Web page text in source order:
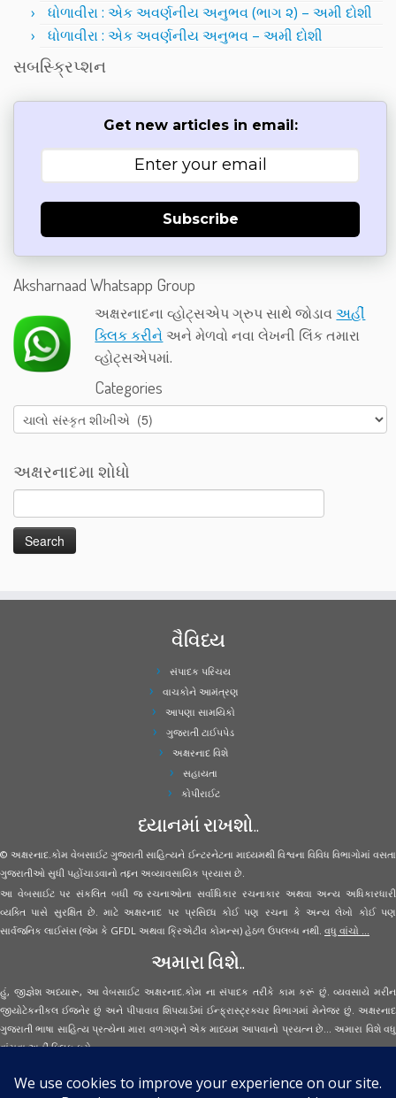
ધોળાવીરા : એક અવર્ણનીય અનુભવ (ભાગ ૨) – અમી દોશી
ધોળાવીરા : એક અવર્ણનીય અનુભવ – અમી દોશી
સબસ્ક્રિપ્શન
Get new articles in email:
Subscribe
Aksharnaad Whatsapp Group
અક્ષરનાદના વ્હોટ્સએપ ગ્રુપ સાથે જોડાવઅહીં
ક્લિક કરીને અને મેળવો નવા લેખની લિંક તમારા
વ્હોટ્સએપમાં.
Categories
Categories
અક્ષરનાદમા શોધો
વૈવિધ્ય
સંપાદક પરિચય
વાચકોને આમંત્રણ
આપણા સામયિકો
ગુજરાતી ટાઈપપેડ
અક્ષરનાદ વિશે
સહાયતા
કોપીરાઈટ
ધ્યાનમાં રાખશો..
© અક્ષરનાદ.કોમ વેબસાઈટ ગુજરાતી સાહિત્યને ઈન્ટરનેટના માધ્યમથી વિશ્વના વિવિધ વિભાગોમાં વસતા
ગુજરાતીઓ સુધી પહોંચાડવાનો તદ્દન અવ્યાવસાયિક પ્રયાસ છે.
આ વેબસાઈટ પર સંકલિત બધી જ રચનાઓના સર્વાધિકાર રચનાકાર અથવા અન્ય અધિકારધારી
વ્યક્તિ પાસે સુરક્ષિત છે. માટે અક્ષરનાદ પર પ્રસિધ્ધ કોઈ પણ રચના કે અન્ય લેખો કોઈ પણ
સાર્વજનિક લાઈસંસ (જેમ કે GFDL અથવા ક્રિએટીવ કોમન્સ) હેઠળ ઉપલબ્ધ નથી. વધુ વાંચો ...
અમારા વિશે..
હું, જીજ્ઞેશ અધ્યારૂ, આ વેબસાઈટ અક્ષરનાદ.કોમ ના સંપાદક તરીકે કામ કરૂં છું. વ્યવસાયે મરીન
જીયોટેકનીકલ ઈજનેર છું અને પીપાવાવ શિપયાર્ડમાં ઈન્ફ્રાસ્ટ્રક્ચર વિભાગમાં મેનેજર છું. અક્ષરનાદ
ગુજરાતી ભાષા સાહિત્ય પ્રત્યેના મારા વળગણને એક માધ્યમ આપવાનો પ્રયત્ન છે... અમારા વિશે વધુ
વાંચવાઅહીં ક્લિક કરો...
Secured Site Assurance